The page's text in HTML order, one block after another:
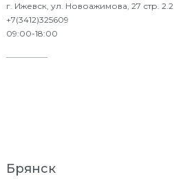
г. Ижевск, ул. Новоажимова, 27 стр. 2.2
+7(3412)325609
09:00-18:00
Брянск